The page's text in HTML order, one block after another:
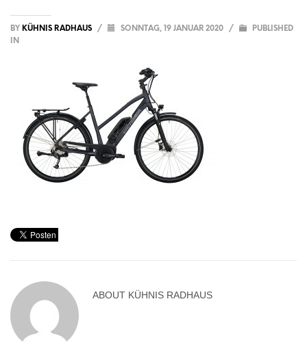
BY KÜHNIS RADHAUS / SONNTAG, 19 JANUAR 2020 /
PUBLISHED
IN
ABOUT KÜHNIS RADHAUS